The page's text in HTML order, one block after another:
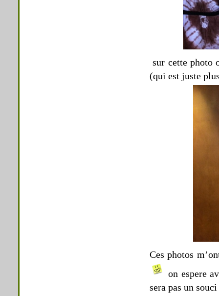
sur cette photo
(qui est juste
Ces photos
on espere
sera pas un